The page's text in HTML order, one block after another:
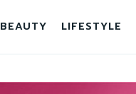
BEAUTY LIFESTYLE